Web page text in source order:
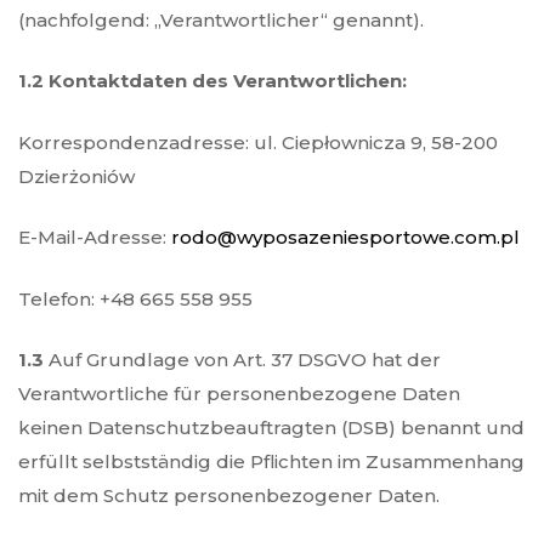
(nachfolgend: „Verantwortlicher“ genannt).
1.2 Kontaktdaten des Verantwortlichen:
Korrespondenzadresse: ul. Ciepłownicza 9, 58-200
Dzierżoniów
E-Mail-Adresse: rodo@wyposazeniesportowe.com.pl
Telefon: +48 665 558 955
1.3 Auf Grundlage von Art. 37 DSGVO hat der
Verantwortliche für personenbezogene Daten
keinen Datenschutzbeauftragten (DSB) benannt und
erfüllt selbstständig die Pflichten im Zusammenhang
mit dem Schutz personenbezogener Daten.